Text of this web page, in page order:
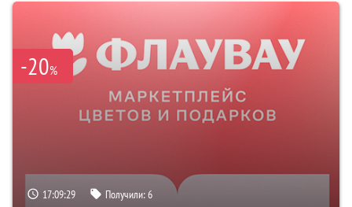
-20%
17:09:29 Получили:6